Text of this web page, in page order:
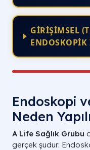
GİRİŞİMSEL
ENDOSKOPİK
Endoskopi
Neden
A Life Sağlık Grubu
gerçek şudur: